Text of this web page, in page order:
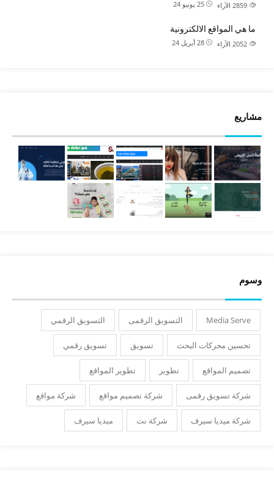
25 يونيو 24 الآراء
ما هي المواقع الالكترونية
28 أبريل 24 الآراء
مشاريع
وسوم
Media Serve التسويق الرقمى التسويق الرقمي
تحسين محركات البحث تسويق تسويق رقمي
تصميم المواقع تطوير تطوير المواقع
شركة تسويق رقمى شركة تصميم مواقع شركة مواقع
شركة ميديا سيرف شركة نت ميديا سيرف